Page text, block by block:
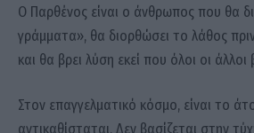
Ο Παρθένος είναι ο άνθρωπος που θα
γράμματα», θα διορθώσει το λάθος
και θα βρει λύση εκεί που όλοι οι
Στον επαγγελματικό κόσμο, είναι το
αντικαθίσταται. Δεν βασίζεται στην